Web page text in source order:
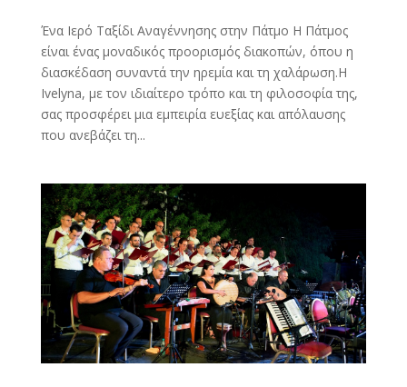
Ένα Ιερό Ταξίδι Αναγέννησης στην Πάτμο Η Πάτμος
είναι ένας μοναδικός προορισμός διακοπών, όπου η
διασκέδαση συναντά την ηρεμία και τη χαλάρωση.Η
Ivelyna, με τον ιδιαίτερο τρόπο και τη φιλοσοφία της,
σας προσφέρει μια εμπειρία ευεξίας και απόλαυσης
που ανεβάζει τη...